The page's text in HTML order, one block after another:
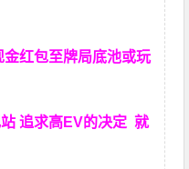
红包至牌局底池或玩
追求高EV的决定就